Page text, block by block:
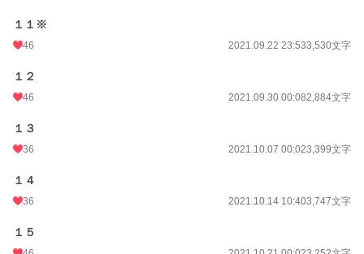
１１※
46 2021.09.22 23:533,530文字
１２
46 2021.09.30 00:082,884文字
１３
36 2021.10.07 00:023,399文字
１４
36 2021.10.14 10:403,747文字
１５